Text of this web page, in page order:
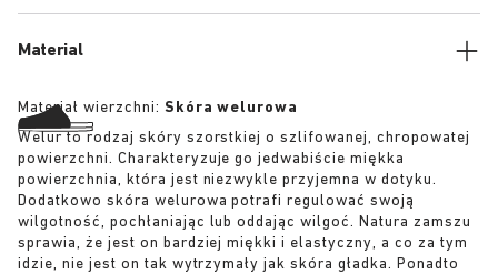
Material
Materiał wierzchni: Skóra welurowa
Welur to rodzaj skóry szorstkiej o szlifowanej, chropowatej
powierzchni. Charakteryzuje go jedwabiście miękka
powierzchnia, która jest niezwykle przyjemna w dotyku.
Dodatkowo skóra welurowa potrafi regulować swoją
wilgotność, pochłaniając lub oddając wilgoć. Natura zamszu
sprawia, że jest on bardziej miękki i elastyczny, a co za tym
idzie, nie jest on tak wytrzymały jak skóra gładka. Ponadto